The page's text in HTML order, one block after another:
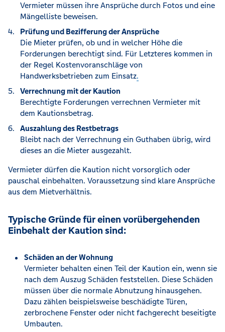
Vermieter müssen ihre Ansprüche durch Fotos und eine
Mängelliste beweisen.
Prüfung und Bezifferung der Ansprüche
Die Mieter prüfen, ob und in welcher Höhe die
Forderungen berechtigt sind. Für Letzteres kommen in
der Regel Kostenvoranschläge von
Handwerksbetrieben zum Einsatz.
Verrechnung mit der Kaution
Berechtigte Forderungen verrechnen Vermieter mit
dem Kautionsbetrag.
Auszahlung des Restbetrags
Bleibt nach der Verrechnung ein Guthaben übrig, wird
dieses an die Mieter ausgezahlt.
Vermieter dürfen die Kaution nicht vorsorglich oder
pauschal einbehalten. Voraussetzung sind klare Ansprüche
aus dem Mietverhältnis.
Typische Gründe für einen vorübergehenden
Einbehalt der Kaution sind:
Schäden an der Wohnung
Vermieter behalten einen Teil der Kaution ein, wenn sie
nach dem Auszug Schäden feststellen. Diese Schäden
müssen über die normale Abnutzung hinausgehen.
Dazu zählen beispielsweise beschädigte Türen,
zerbrochene Fenster oder nicht fachgerecht beseitigte
Umbauten.